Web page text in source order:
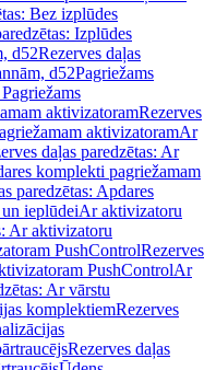
Bez izplūdes
Izplūdes
d52Rezerves daļas
d52Pagriežams
aktivizatoramRezerves
aktivizatoramAr
daļas paredzētas: Ar
komplekti pagriežamam
paredzētas: Apdares
ieplūdeiAr aktivizatoru
Ar aktivizatoru
PushControlRezerves
PushControlAr
Ar vārstu
komplektiemRezerves
Rezerves daļas